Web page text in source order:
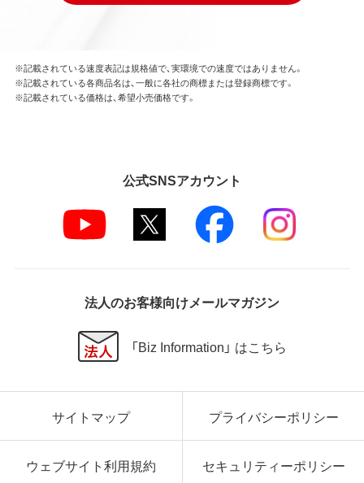
※記載されている速度表記は規格値で、実環境での速度ではありません。
※記載されている各商品名は、一般に各社の商標または登録商標です。
※記載されている価格は、希望小売価格です。
公式SNSアカウント
法人のお客様向けメールマガジン
「Biz Information」 はこちら
サイトマップ プライバシーポリシー
ウェブサイト利用規約 セキュリティーポリシー